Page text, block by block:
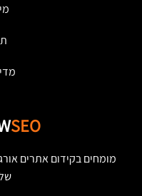
SEO
מומחים בקידום אתרים